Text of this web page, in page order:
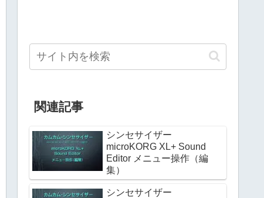
関連記事
シンセサイザー
microKORG XL+ Sound
Editor メニュー操作（編
集）
シンセサイザー